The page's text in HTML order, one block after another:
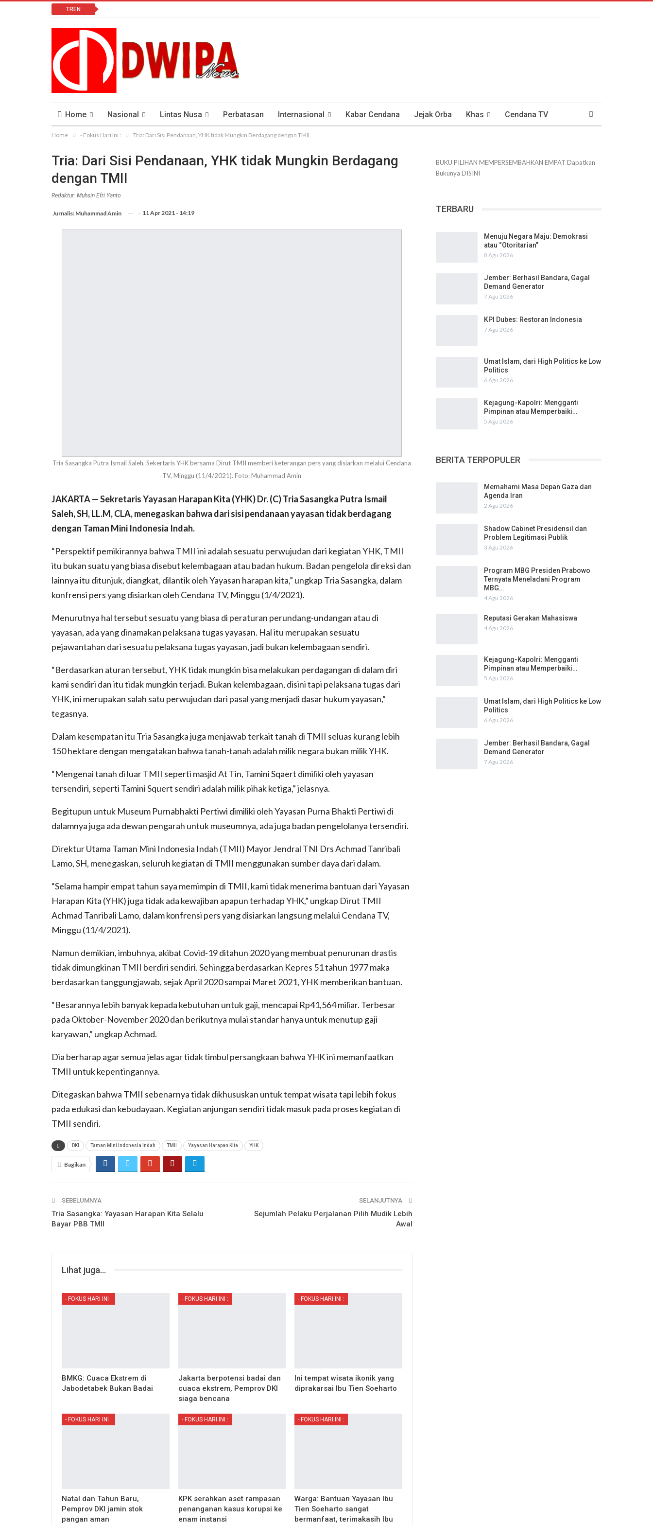
TREN
Home Nasional Lintas Nusa Perbatasan Internasional Kabar Cendana Jejak Orba Khas Cendana TV
Lomba Vlog Cendana News Peduli Kesehatan Antisipasi COVID-19
Home - Fokus Hari Ini : Tria: Dari Sisi Pendanaan, YHK tidak Mungkin Berdagang dengan TMII
Tria: Dari Sisi Pendanaan, YHK tidak Mungkin Berdagang
dengan TMII
Redaktur: Muhsin Efri Yanto
Jurnalis: Muhammad Amin - 11 Apr 2021 - 14:19
Tria Sasangka Putra Ismail Saleh, Sekertaris YHK bersama Dirut TMII memberi keterangan pers yang disiarkan melalui Cendana
TV, Minggu (11/4/2021). Foto: Muhammad Amin
JAKARTA — Sekretaris Yayasan Harapan Kita (YHK) Dr. (C) Tria Sasangka Putra Ismail
Saleh, SH, LL.M, CLA, menegaskan bahwa dari sisi pendanaan yayasan tidak berdagang
dengan Taman Mini Indonesia Indah.
“Perspektif pemikirannya bahwa TMII ini adalah sesuatu perwujudan dari kegiatan YHK, TMII
itu bukan suatu yang biasa disebut kelembagaan atau badan hukum. Badan pengelola direksi dan
lainnya itu ditunjuk, diangkat, dilantik oleh Yayasan harapan kita,” ungkap Tria Sasangka, dalam
konfrensi pers yang disiarkan oleh Cendana TV, Minggu (1/4/2021).
Menurutnya hal tersebut sesuatu yang biasa di peraturan perundang-undangan atau di
yayasan, ada yang dinamakan pelaksana tugas yayasan. Hal itu merupakan sesuatu
pejawantahan dari sesuatu pelaksana tugas yayasan, jadi bukan kelembagaan sendiri.
“Berdasarkan aturan tersebut, YHK tidak mungkin bisa melakukan perdagangan di dalam diri
kami sendiri dan itu tidak mungkin terjadi. Bukan kelembagaan, disini tapi pelaksana tugas dari
YHK, ini merupakan salah satu perwujudan dari pasal yang menjadi dasar hukum yayasan,”
tegasnya.
Dalam kesempatan itu Tria Sasangka juga menjawab terkait tanah di TMII seluas kurang lebih
150 hektare dengan mengatakan bahwa tanah-tanah adalah milik negara bukan milik YHK.
“Mengenai tanah di luar TMII seperti masjid At Tin, Tamini Sqaert dimiliki oleh yayasan
tersendiri, seperti Tamini Squert sendiri adalah milik pihak ketiga,” jelasnya.
Begitupun untuk Museum Purnabhakti Pertiwi dimiliki oleh Yayasan Purna Bhakti Pertiwi di
dalamnya juga ada dewan pengarah untuk museumnya, ada juga badan pengelolanya tersendiri.
Direktur Utama Taman Mini Indonesia Indah (TMII) Mayor Jendral TNI Drs Achmad Tanribali
Lamo, SH, menegaskan, seluruh kegiatan di TMII menggunakan sumber daya dari dalam.
“Selama hampir empat tahun saya memimpin di TMII, kami tidak menerima bantuan dari Yayasan
Harapan Kita (YHK) juga tidak ada kewajiban apapun terhadap YHK,” ungkap Dirut TMII
Achmad Tanribali Lamo, dalam konfrensi pers yang disiarkan langsung melalui Cendana TV,
Minggu (11/4/2021).
Namun demikian, imbuhnya, akibat Covid-19 ditahun 2020 yang membuat penurunan drastis
tidak dimungkinan TMII berdiri sendiri. Sehingga berdasarkan Kepres 51 tahun 1977 maka
berdasarkan tanggungjawab, sejak April 2020 sampai Maret 2021, YHK memberikan bantuan.
“Besarannya lebih banyak kepada kebutuhan untuk gaji, mencapai Rp41,564 miliar. Terbesar
pada Oktober-November 2020 dan berikutnya mulai standar hanya untuk menutup gaji
karyawan,” ungkap Achmad.
Dia berharap agar semua jelas agar tidak timbul persangkaan bahwa YHK ini memanfaatkan
TMII untuk kepentingannya.
Ditegaskan bahwa TMII sebenarnya tidak dikhususkan untuk tempat wisata tapi lebih fokus
pada edukasi dan kebudayaan. Kegiatan anjungan sendiri tidak masuk pada proses kegiatan di
TMII sendiri.
DKI Taman Mini Indonesia Indah TMII Yayasan Harapan Kita YHK
Bagikan
SEBELUMNYA
Tria Sasangka: Yayasan Harapan Kita Selalu
Bayar PBB TMII
SELANJUTNYA
Sejumlah Pelaku Perjalanan Pilih Mudik Lebih
Awal
Lihat juga...
- FOKUS HARI INI :
BMKG: Cuaca Ekstrem di
Jabodetabek Bukan Badai
- FOKUS HARI INI :
Jakarta berpotensi badai dan
cuaca ekstrem, Pemprov DKI
siaga bencana
- FOKUS HARI INI :
Ini tempat wisata ikonik yang
diprakarsai Ibu Tien Soeharto
- FOKUS HARI INI :
Natal dan Tahun Baru,
Pemprov DKI jamin stok
pangan aman
- FOKUS HARI INI :
KPK serahkan aset rampasan
penanganan kasus korupsi ke
enam instansi
- FOKUS HARI INI :
Warga: Bantuan Yayasan Ibu
Tien Soeharto sangat
bermanfaat, terimakasih Ibu
BUKU PILIHAN MEMPERSEMBAHKAN EMPAT Dapatkan
Bukunya DISINI
TERBARU
Menuju Negara Maju: Demokrasi
atau “Otoritarian”
8 Agu 2026
Jember: Berhasil Bandara, Gagal
Demand Generator
7 Agu 2026
KPI Dubes: Restoran Indonesia
7 Agu 2026
Umat Islam, dari High Politics ke Low
Politics
6 Agu 2026
Kejagung-Kapolri: Mengganti
Pimpinan atau Memperbaiki…
5 Agu 2026
BERITA TERPOPULER
Memahami Masa Depan Gaza dan
Agenda Iran
2 Agu 2026
Shadow Cabinet Presidensil dan
Problem Legitimasi Publik
3 Agu 2026
Program MBG Presiden Prabowo
Ternyata Meneladani Program
MBG…
4 Agu 2026
Reputasi Gerakan Mahasiswa
4 Agu 2026
Kejagung-Kapolri: Mengganti
Pimpinan atau Memperbaiki…
5 Agu 2026
Umat Islam, dari High Politics ke Low
Politics
6 Agu 2026
Jember: Berhasil Bandara, Gagal
Demand Generator
7 Agu 2026